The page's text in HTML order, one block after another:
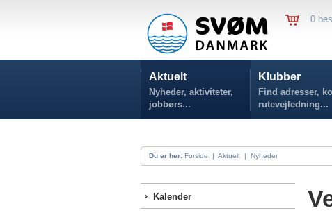
0
Aktuelt
Nyheder, aktiviteter,
jobbørs...
Klubber
Find adresser,
rutevejledning...
Du er her: Forside | Aktuelt | Nyheder
Kalender